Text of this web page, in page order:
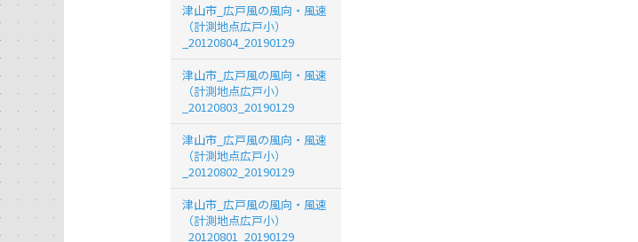
津山市_広戸風の風向・風速
（計測地点広戸小）
_20120804_20190129
津山市_広戸風の風向・風速
（計測地点広戸小）
_20120803_20190129
津山市_広戸風の風向・風速
（計測地点広戸小）
_20120802_20190129
津山市_広戸風の風向・風速
（計測地点広戸小）
_20120801_20190129